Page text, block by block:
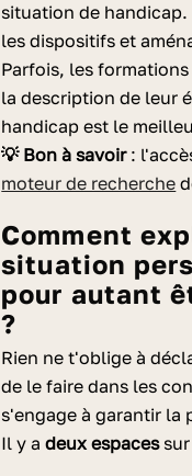
situation de handicap.
les dispositifs et
Parfois, les
la description de leur
handicap est le
💡 Bon à savoir:
moteur de recherche
Comment expliquer mes besoins et ma
situation
pour autant
?
Rien ne t'oblige à
de le faire dans les
s'engage à garantir la
Il y adeux espacessur